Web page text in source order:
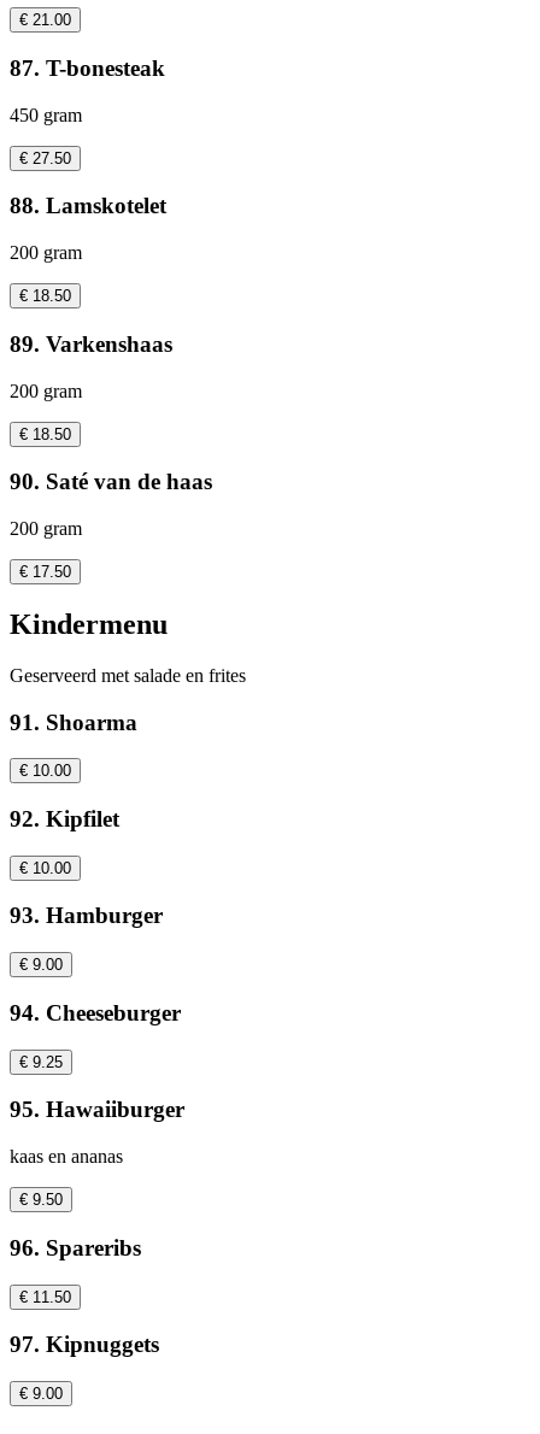
€ 21.00
87. T-bonesteak
450 gram
€ 27.50
88. Lamskotelet
200 gram
€ 18.50
89. Varkenshaas
200 gram
€ 18.50
90. Saté van de haas
200 gram
€ 17.50
Kindermenu
Geserveerd met salade en frites
91. Shoarma
€ 10.00
92. Kipfilet
€ 10.00
93. Hamburger
€ 9.00
94. Cheeseburger
€ 9.25
95. Hawaiiburger
kaas en ananas
€ 9.50
96. Spareribs
€ 11.50
97. Kipnuggets
€ 9.00